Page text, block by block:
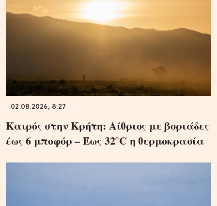
02.08.2026, 8:27
Καιρός στην Κρήτη: Αίθριος με βοριάδες
έως 6 μποφόρ – Έως 32°C η θερμοκρασία